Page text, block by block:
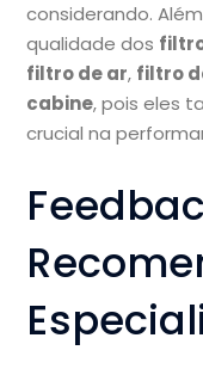
considerando.
qualidade dos
filtro de ar, filtro
cabine, pois eles
crucial na